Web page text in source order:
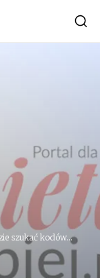
szukać kodów...